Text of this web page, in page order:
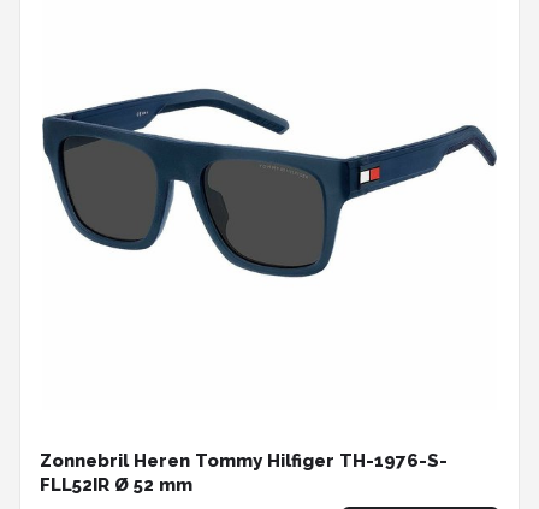
Zonnebril Heren Tommy Hilfiger TH-1976-S-
FLL52IR Ø 52 mm